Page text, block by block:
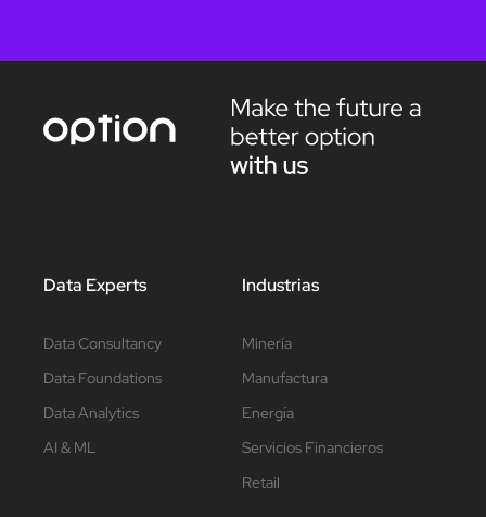
Data Experts
Data Consultancy
Data Foundations
Data Analytics
AI & ML
Industrias
Minería
Manufactura
Energía
Servicios Financieros
Retail